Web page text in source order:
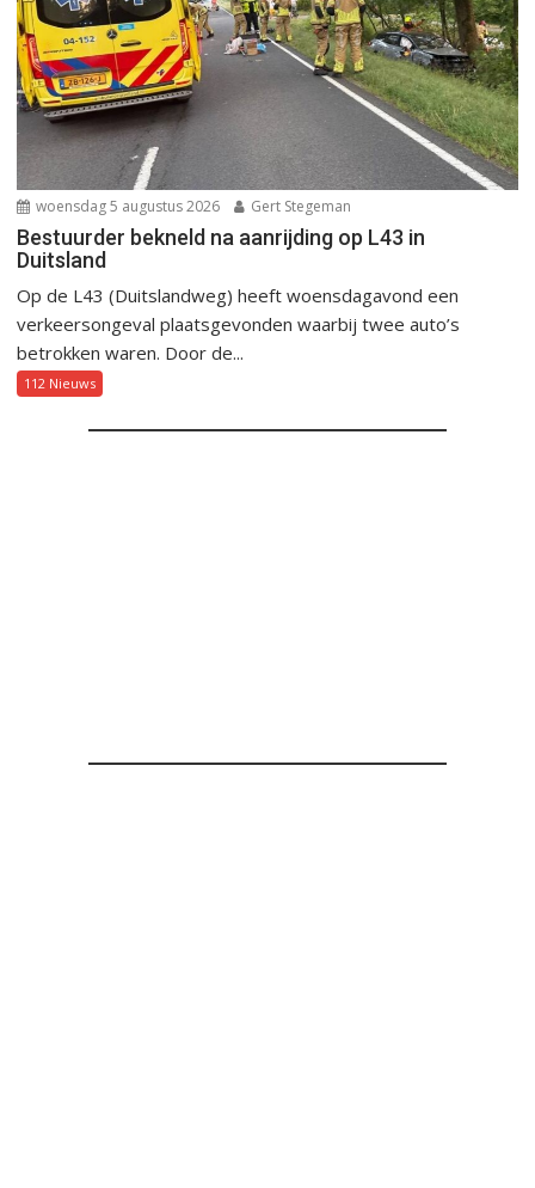
woensdag 5 augustus 2026 Gert Stegeman
Bestuurder bekneld na aanrijding op L43 in
Duitsland
Op de L43 (Duitslandweg) heeft woensdagavond een
verkeersongeval plaatsgevonden waarbij twee auto’s
betrokken waren. Door de...
112 Nieuws